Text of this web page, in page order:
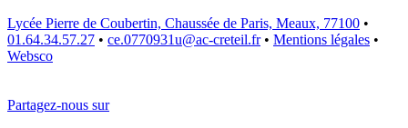
Lycée Pierre de Coubertin, Chaussée de Paris, Meaux, 77100 •
01.64.34.57.27 • ce.0770931u@ac-creteil.fr • Mentions légales •
Websco
Partagez-nous sur